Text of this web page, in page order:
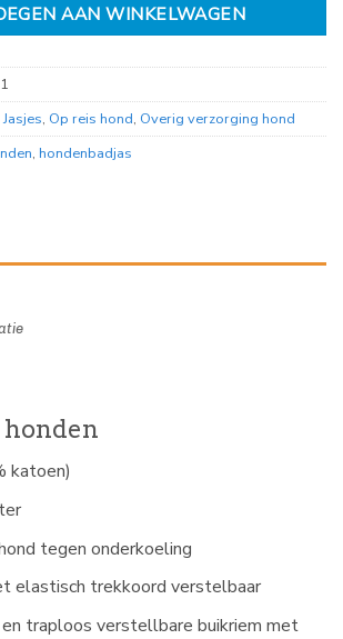
AAN WINKELWAGEN
, Op reis hond, Overig verzorging hond
, hondenbadjas
honden
katoen)
tegen onderkoeling
elastisch trekkoord verstelbaar
traploos verstellbare buikriem met